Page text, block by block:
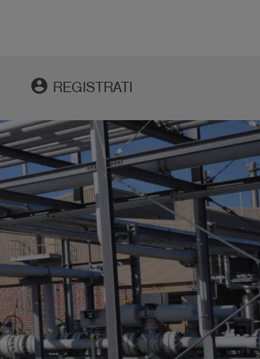
account_circle REGISTRATI